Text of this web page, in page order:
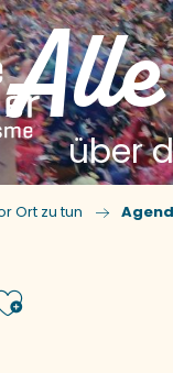
über
Ort zu tun